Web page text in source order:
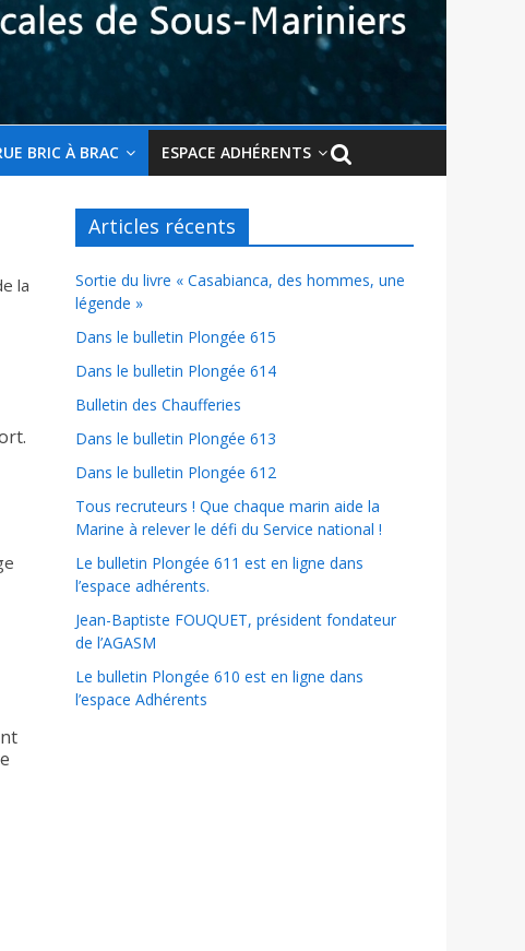
BRIC À BRAC ESPACE ADHÉRENTS
la
Articles récents
Sortie du livre « Casabianca, des hommes, une
légende »
Dans le bulletin Plongée 615
Dans le bulletin Plongée 614
Bulletin des Chaufferies
Dans le bulletin Plongée 613
Dans le bulletin Plongée 612
Tous recruteurs ! Que chaque marin aide la
Marine à relever le défi du Service national !
Le bulletin Plongée 611 est en ligne dans
l’espace adhérents.
Jean-Baptiste FOUQUET, président fondateur
de l’AGASM
Le bulletin Plongée 610 est en ligne dans
l’espace Adhérents